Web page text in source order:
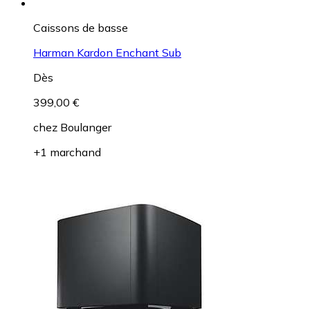
Caissons de basse
Harman Kardon Enchant Sub
Dès
399,00 €
chez Boulanger
+1 marchand